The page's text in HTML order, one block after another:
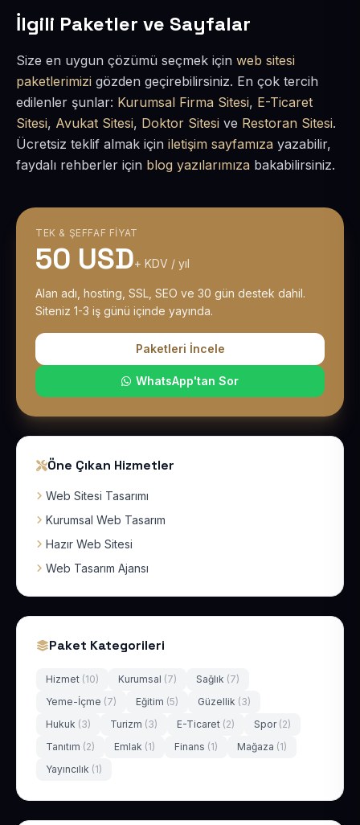
İlgili Paketler ve Sayfalar
Size en uygun çözümü seçmek için web sitesi
paketlerimizi gözden geçirebilirsiniz. En çok tercih
edilenler şunlar: Kurumsal Firma Sitesi, E-Ticaret
Sitesi, Avukat Sitesi, Doktor Sitesi ve Restoran Sitesi.
Ücretsiz teklif almak için iletişim sayfamıza yazabilir,
faydalı rehberler için blog yazılarımıza bakabilirsiniz.
TEK & ŞEFFAF FIYAT
50 USD+ KDV / yıl
Alan adı, hosting, SSL, SEO ve 30 gün destek dahil.
Siteniz 1-3 iş günü içinde yayında.
Paketleri İncele
WhatsApp'tan Sor
Öne Çıkan Hizmetler
Web Sitesi Tasarımı
Kurumsal Web Tasarım
Hazır Web Sitesi
Web Tasarım Ajansı
Paket Kategorileri
Hizmet (10) Kurumsal (7) Sağlık (7)
Yeme-İçme (7) Eğitim (5) Güzellik (3)
Hukuk (3) Turizm (3) E-Ticaret (2) Spor (2)
Tanıtım (2) Emlak (1) Finans (1) Mağaza (1)
Yayıncılık (1)